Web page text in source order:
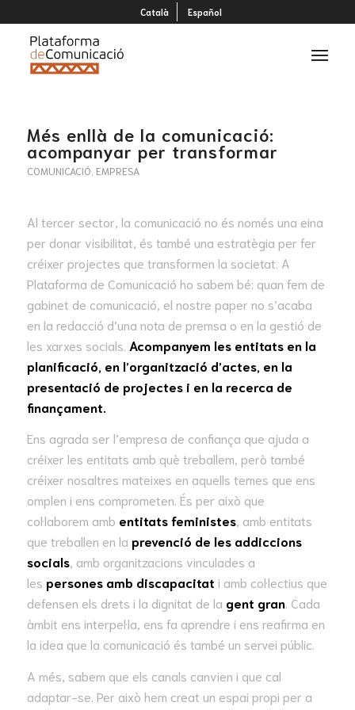
Català Español
Més enllà de la comunicació:
acompanyar per transformar
COMUNICACIÓ EMPRESA
Al tercer sector, la comunicació no és només una eina
per donar visibilitat, és també una estratègia per fer
créixer projectes que transformen la societat. A
Plataforma de Comunicació ho sabem bé: quan fem de
gabinet de comunicació, el nostre paper no s’acaba
en la redacció d’una nota de premsa o en la gestió de
les xarxes socials. Acompanyem les entitats en la
planificació, en l’organització d’actes, en la
presentació de projectes i en la recerca de
finançament.
Ens agrada ser l’empresa de confiança que ajuda a
créixer les entitats amb què treballem, però també
créixer nosaltres mateixes en aquells temes que ens
omplen i ens comprometen. És per això que
col·laborem amb entitats feministes, amb entitats
que treballen en la prevenció de les addiccions
socials, amb organitzacions vinculades a
les persones amb discapacitati amb col·lectius que
defensen els drets i la dignitat de la gent gran. Cada
àmbit ens interpel·la, ens fa aprendre i ens reafirma en
la idea que la comunicació és també un servei públic.
A més, sabem que els canals canvien i que cal
adaptar-se. Per això hem creat un espai propi per a